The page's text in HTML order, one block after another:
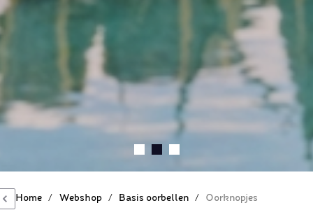
Home / Webshop / Basis oorbellen / Oorknopjes